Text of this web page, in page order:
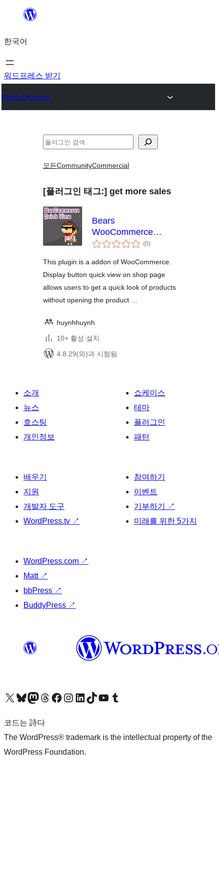
츠
로
바
가
한국어
워드프레스 받기
Plugin Directory
검
모든CommunityCommercial
[플러그인 태그:] get more sales
Bears
WooCommerce
Product Quick View
(0전
체)
This plugin is a addon of WooCommerce.
Display button quick view on shop page
allows users to get a quick look of products
without opening the product …
huynhhuynh
10+ 활성 설치
4.8.29(와)과 시험됨
소개
뉴스
호스팅
개인정보
쇼케이스
테마
플러그인
패턴
배우기
지원
개발자 도구
WordPress.tv ↗
참여하기
이벤트
기부하기
↗
미래를 위한 5가지
WordPress.com ↗
Matt ↗
bbPress ↗
BuddyPress ↗
X(이전 트위터) 계정 방문하기블루스카이 계정 방문하기마스토돈 계정 방문하기스레드 계정 방문하기 페이스북 페이지 방문하기인스타그램 계정 방문하기 LinkedIn 계정 방문하기틱톡 계정 방문하기유튜브 채널 방문하기 텀블러 계정 방문하기
코드는 詩다
The WordPress® trademark is the intellectual property of the
WordPress Foundation.